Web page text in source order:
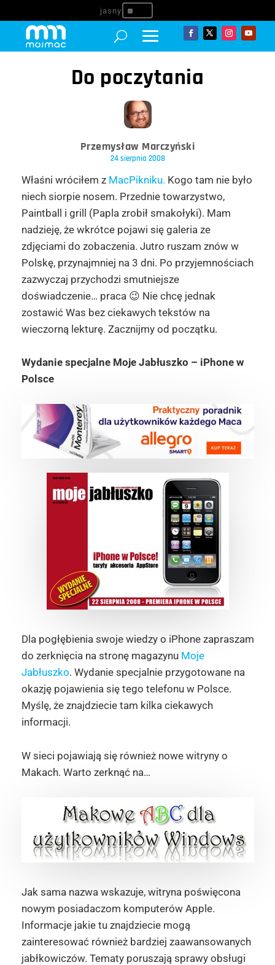
^
Do poczytania
Przemysław Marczyński
24 sierpnia 2008
Właśni wróciłem z MacPikniku. Kogo tam nie było
niech siorpie nosem. Przednie towarzystwo,
Paintball i grill (Papla zrobił smakołyki). Mam
nadzieję, że wkrótce pojawi się galeria ze
zdjęciami do zobaczenia. Jutro ruszam znów w
Polskę, przynajmniej na 3 dni. Po przyjemnościach
zazwyczaj przychodzi smutniejsze
doświadczenie… praca 😉 Nie chcę jednak
zostawić Was bez ciekawych tekstów na
wieczorną lekturę. Zacznijmy od początku.
Wydanie specjalne Moje Jabłuszko – iPhone w
Polsce
Dla pogłębienia swoje wiedzy o iPhone zapraszam
do zerknięcia na stronę magazynu Moje
Jabłuszko. Wydanie specjalnie przygotowane na
okazję pojawienia się tego telefonu w Polsce.
Myślę, że znajdziecie tam kilka ciekawych
informacji.
W sieci pojawiają się również nowe witryny o
Makach. Warto zerknąć na…
Jak sama nazwa wskazuje, witryna poświęcona
nowym posiadaczom komputerów Apple.
Informacje jakie tu znajdziecie mogą
zainteresować również bardziej zaawansowanych
jabłkowiczów. Tematy poruszają sprawy obsługi